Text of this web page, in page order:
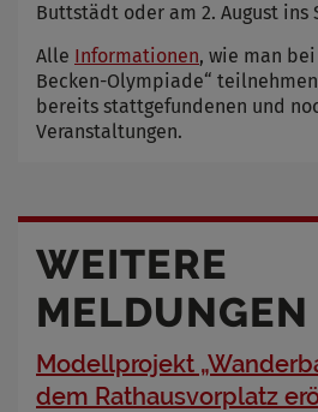
Buttstädt oder am 2. August
Alle Informationen, wie man
Becken-Olympiade“
bereits stattgefundenen und
Veranstaltungen.
WEITERE
MELDUNGEN
Modellprojekt
dem Rathausvorplatz